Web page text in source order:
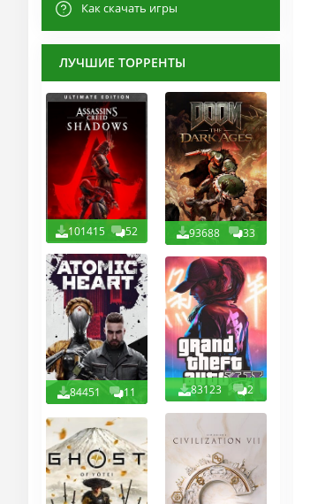
Как скачать игры
ЛУЧШИЕ ТОРРЕНТЫ
101415 52 93688 33
84451 11 83123 2